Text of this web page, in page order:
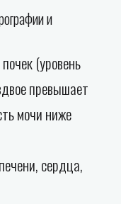
и
(уровень
превышает
мочи ниже
сердца,